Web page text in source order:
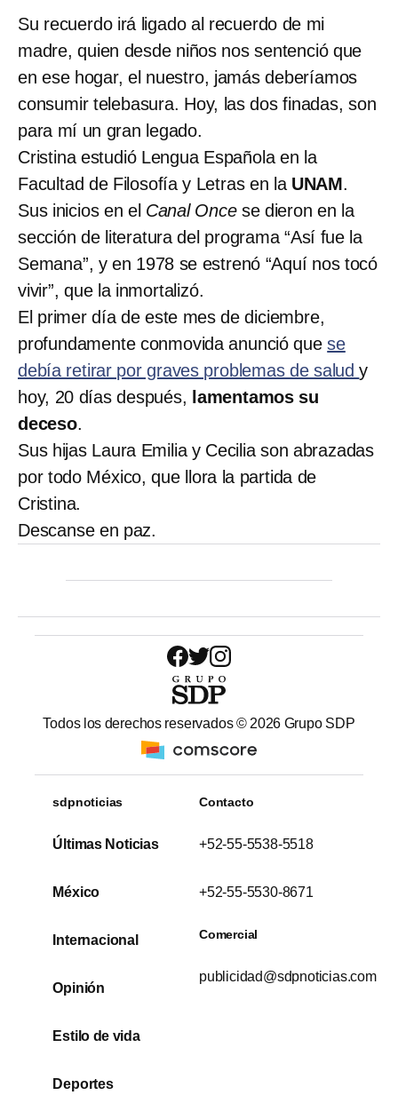
Su recuerdo irá ligado al recuerdo de mi
madre, quien desde niños nos sentenció que
en ese hogar, el nuestro, jamás deberíamos
consumir telebasura. Hoy, las dos finadas, son
para mí un gran legado.
Cristina estudió Lengua Española en la
Facultad de Filosofía y Letras en la UNAM.
Sus inicios en el Canal Oncese dieron en la
sección de literatura del programa “Así fue la
Semana”, y en 1978 se estrenó “Aquí nos tocó
vivir”, que la inmortalizó.
El primer día de este mes de diciembre,
profundamente conmovida anunció quese
debía retirar por graves problemas de saludy
hoy, 20 días después, lamentamos su
deceso.
Sus hijas Laura Emilia y Cecilia son abrazadas
por todo México, que llora la partida de
Cristina.
Descanse en paz.
Todos los derechos reservados © 2026 Grupo SDP
sdpnoticias
Últimas Noticias
México
Internacional
Opinión
Estilo de vida
Deportes
Contacto
+52-55-5538-5518
+52-55-5530-8671
Comercial
publicidad@sdpnoticias.com